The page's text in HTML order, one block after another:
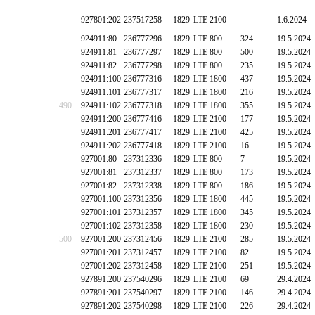
927801:202 237517258 1829 LTE 2100
1.6.2024
924911:80
236777296 1829 LTE 800 324
19.5.2024
924911:81
236777297 1829 LTE 800 500
19.5.2024
924911:82
236777298 1829 LTE 800 235
19.5.2024
924911:100 236777316 1829 LTE 1800 437
19.5.2024
924911:101 236777317 1829 LTE 1800 216
19.5.2024
490
924911:102 236777318 1829 LTE 1800 355
19.5.2024
924911:200 236777416 1829 LTE 2100 177
19.5.2024
924911:201 236777417 1829 LTE 2100 425
19.5.2024
924911:202 236777418 1829 LTE 2100 16
19.5.2024
927001:80
237312336 1829 LTE 800 7
19.5.2024
927001:81
237312337 1829 LTE 800 173
19.5.2024
927001:82
237312338 1829 LTE 800 186
19.5.2024
927001:100 237312356 1829 LTE 1800 445
19.5.2024
927001:101 237312357 1829 LTE 1800 345
19.5.2024
927001:102 237312358 1829 LTE 1800 230
19.5.2024
500
927001:200 237312456 1829 LTE 2100 285
19.5.2024
927001:201 237312457 1829 LTE 2100 82
19.5.2024
927001:202 237312458 1829 LTE 2100 251
19.5.2024
927891:200 237540296 1829 LTE 2100 69
29.4.2024
927891:201 237540297 1829 LTE 2100 146
29.4.2024
927891:202 237540298 1829 LTE 2100 226
29.4.2024